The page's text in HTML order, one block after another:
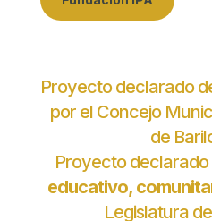
Proyecto declarado
por el Concejo
de
Proyecto declarado
educativo,
Legislatura